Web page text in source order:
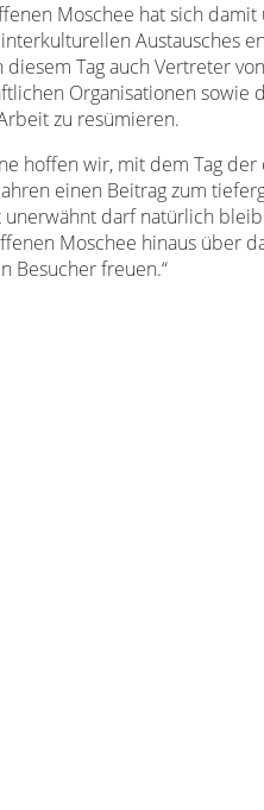
Moschee hat sich
Austausches
Tag auch Vertreter
Organisationen sowie
zu resümieren.
hoffen wir, mit dem Tag
einen Beitrag zum
darf natürlich
Moschee hinaus über
Besucher freuen.“